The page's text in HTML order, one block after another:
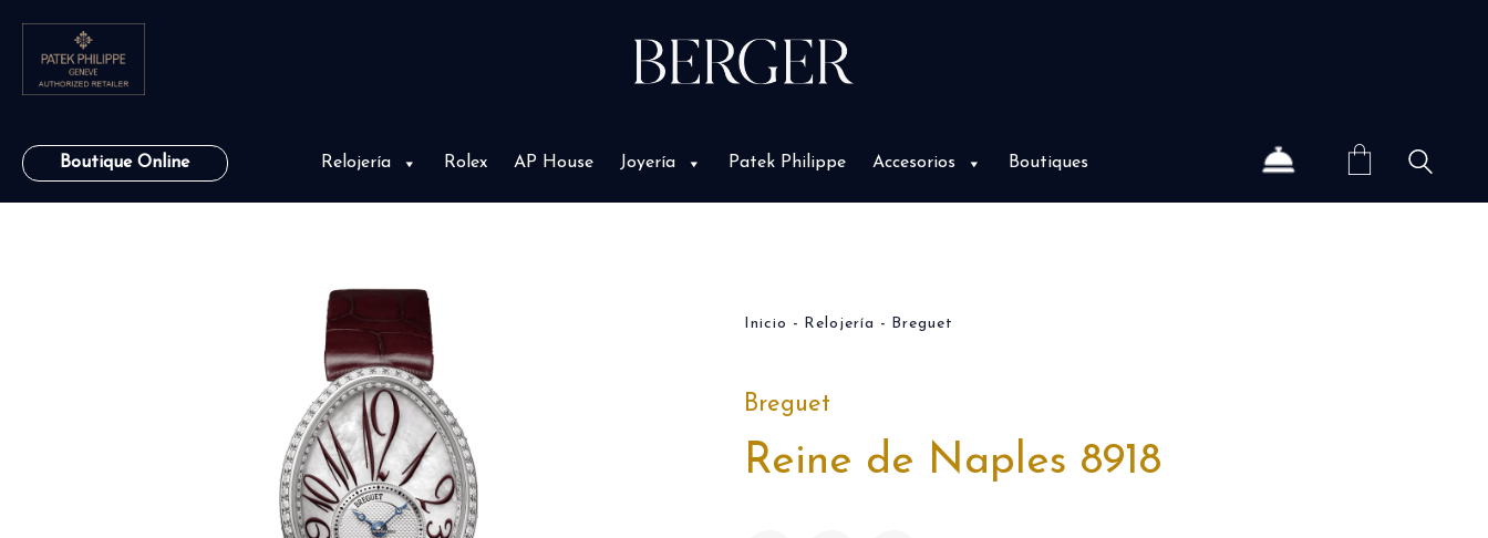
Boutique Online Relojería Rolex AP House Joyería Patek Philippe Accesorios Boutiques
Inicio Relojería Breguet
Breguet
Reine de Naples 8918